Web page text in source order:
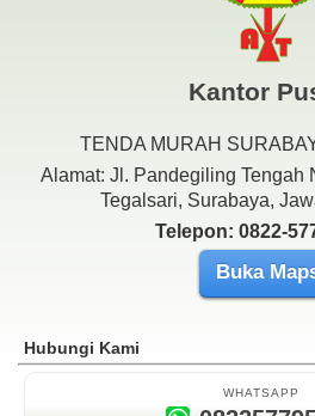
Kantor
TENDA MURAH
Alamat: Jl. Pandegiling Tengah
Tegalsari, Surabaya,
Telepon: 0822-
Buka
Hubungi Kami
WHATSAPP